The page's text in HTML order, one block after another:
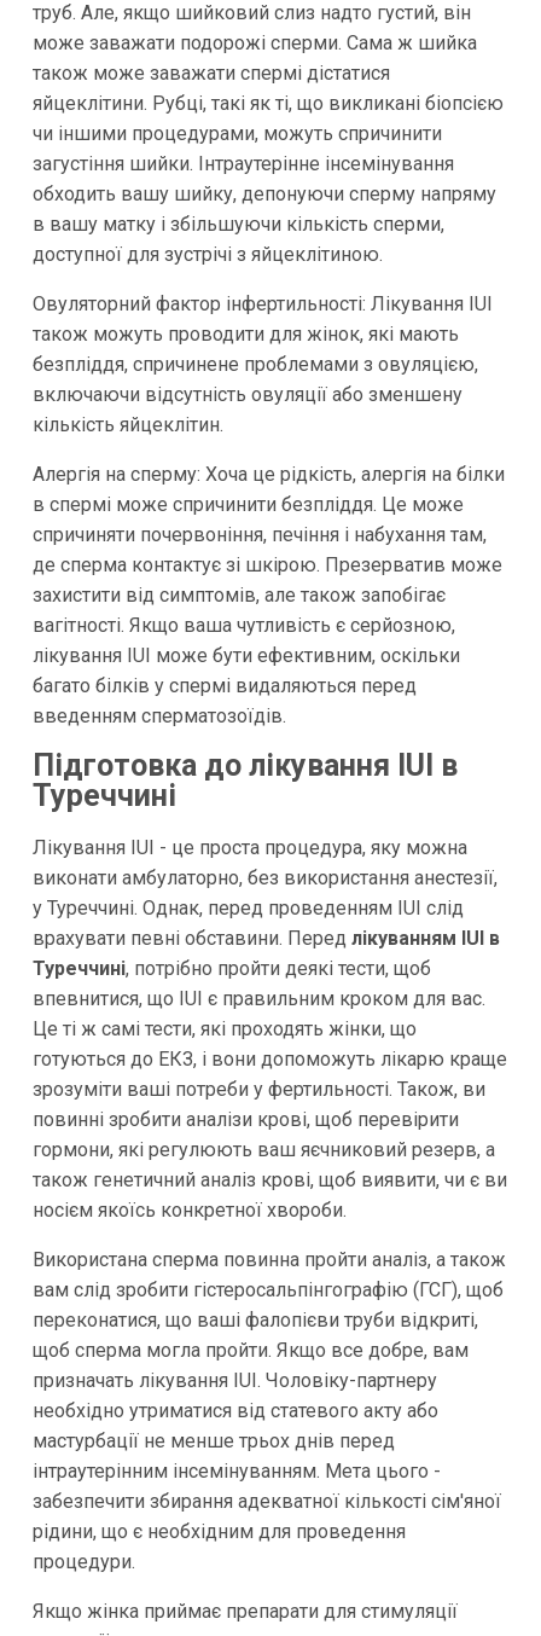
труб. Але, якщо шийковий слиз надто густий, він
може заважати подорожі сперми. Сама ж шийка
також може заважати спермі дістатися
яйцеклітини. Рубці, такі як ті, що викликані біопсією
чи іншими процедурами, можуть спричинити
загустіння шийки. Інтраутерінне інсемінування
обходить вашу шийку, депонуючи сперму напряму
в вашу матку і збільшуючи кількість сперми,
доступної для зустрічі з яйцеклітиною.
Овуляторний фактор інфертильності: Лікування IUI
також можуть проводити для жінок, які мають
безпліддя, спричинене проблемами з овуляцією,
включаючи відсутність овуляції або зменшену
кількість яйцеклітин.
Алергія на сперму: Хоча це рідкість, алергія на білки
в спермі може спричинити безпліддя. Це може
спричиняти почервоніння, печіння і набухання там,
де сперма контактує зі шкірою. Презерватив може
захистити від симптомів, але також запобігає
вагітності. Якщо ваша чутливість є серйозною,
лікування IUI може бути ефективним, оскільки
багато білків у спермі видаляються перед
введенням сперматозоїдів.
Підготовка до лікування IUI в
Туреччині
Лікування IUI - це проста процедура, яку можна
виконати амбулаторно, без використання анестезії,
у Туреччині. Однак, перед проведенням IUI слід
врахувати певні обставини. Перед лікуванням IUI в
Туреччині, потрібно пройти деякі тести, щоб
впевнитися, що IUI є правильним кроком для вас.
Це ті ж самі тести, які проходять жінки, що
готуються до ЕКЗ, і вони допоможуть лікарю краще
зрозуміти ваші потреби у фертильності. Також, ви
повинні зробити аналізи крові, щоб перевірити
гормони, які регулюють ваш яєчниковий резерв, а
також генетичний аналіз крові, щоб виявити, чи є ви
носієм якоїсь конкретної хвороби.
Використана сперма повинна пройти аналіз, а також
вам слід зробити гістеросальпінгографію (ГСГ), щоб
переконатися, що ваші фалопієви труби відкриті,
щоб сперма могла пройти. Якщо все добре, вам
призначать лікування IUI. Чоловіку-партнеру
необхідно утриматися від статевого акту або
мастурбації не менше трьох днів перед
інтраутерінним інсемінуванням. Мета цього -
забезпечити збирання адекватної кількості сім'яної
рідини, що є необхідним для проведення
процедури.
Якщо жінка приймає препарати для стимуляції